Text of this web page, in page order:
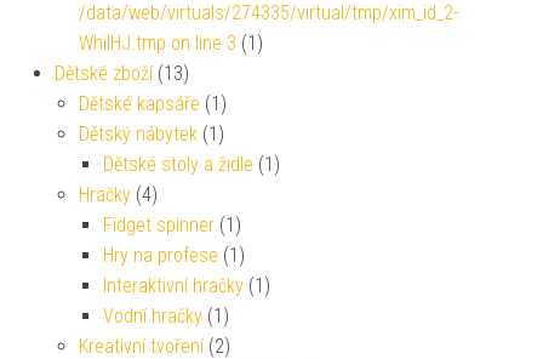
/data/web/virtuals/274335/virtual/tmp/xim_id_2-
WhiIHJ.tmp on line 3 (1)
Dětské zboží (13)
Dětské kapsáře (1)
Dětský nábytek (1)
Dětské stoly a židle (1)
Hračky (4)
Fidget spinner (1)
Hry na profese (1)
Interaktivní hračky (1)
Vodní hračky (1)
Kreativní tvoření (2)